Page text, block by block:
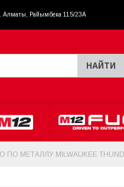
Алматы, Райымбека 115/23A
НАЙТИ
ПО МЕТАЛЛУ MILWAUKEE